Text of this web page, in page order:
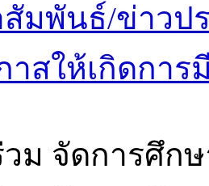
มพันธ์/ข่าวป
าสให้เกิดกา
ม จัดการศึก